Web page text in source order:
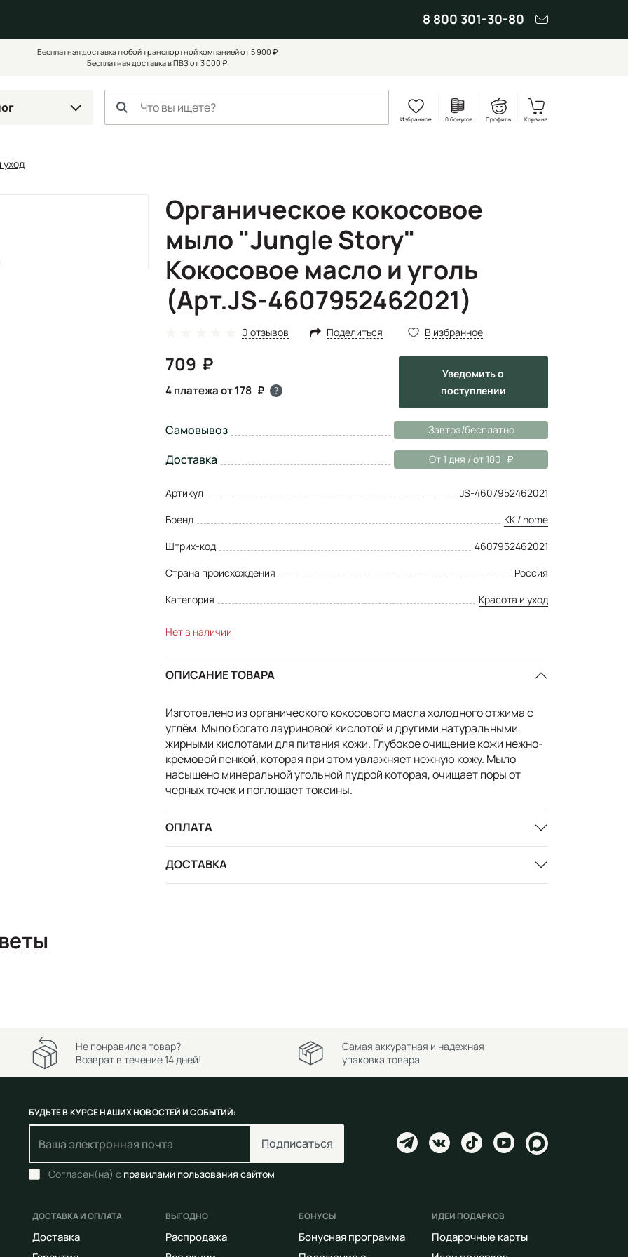
8 800 301-30-80
Бесплатная доставка любой транспортной компанией от 5 900 ₽
Бесплатная доставка в ПВЗ от 3 000 ₽
Избранное 0 бонусов Профиль Корзина
уход
Органическое кокосовое
мыло "Jungle Story"
Кокосовое масло и уголь
(Арт.JS-4607952462021)
0 отзывов Поделиться В избранное
709
4 платежа от 178 ?
Уведомитьо
поступлении
Самовывоз Завтра/бесплатно
Доставка От 1 дня / от 180
Артикул
JS-4607952462021
Бренд
KK / home
Штрих-код
4607952462021
Страна происхождения
Россия
Категория
Красота и уход
Нет в наличии
ОПИСАНИЕ ТОВАРА
Изготовлено из органического кокосового масла холодного отжима с
углём. Мыло богато лауриновой кислотой и другими натуральными
жирными кислотами для питания кожи. Глубокое очищение кожи нежно-
кремовой пенкой, которая при этом увлажняет нежную кожу. Мыло
насыщено минеральной угольной пудрой которая, очищает поры от
черных точек и поглощает токсины.
ОПЛАТА
ДОСТАВКА
и ответы
Не понравился товар?
Возврат в течение 14 дней!
Самая аккуратная и надежная
упаковка товара
БУДЬТЕ В КУРСЕ НАШИХ НОВОСТЕЙ И СОБЫТИЙ:
Подписаться
Согласен(на) с правилами пользования сайтом
ДОСТАВКА И ОПЛАТА
Доставка
ВЫГОДНО
Распродажа
БОНУСЫ
Бонусная программа
ИДЕИ ПОДАРКОВ
Подарочные карты